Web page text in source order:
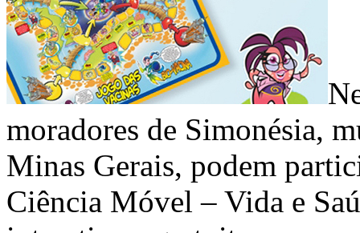
moradores de Simonésia,
Minas Gerais, podem
Ciência Móvel – Vida e